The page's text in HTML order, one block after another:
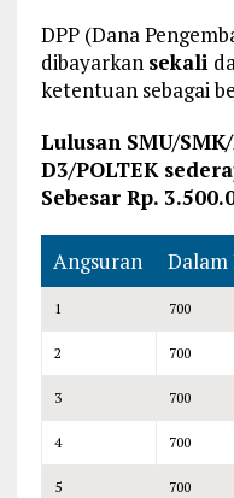
DPP (Dana
dibayarkan sekali
ketentuan sebagai
Lulusan SMU/
D3/POLTEK
Sebesar Rp.
Angsuran Dalam
1 700
2 700
3 700
4 700
5 700